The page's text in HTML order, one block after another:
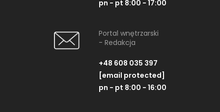
pn - pt 8:00 - 17:00
Portal wnętrzarski
- Redakcja
+48 608 035 397
[email protected]
pn - pt 8:00 - 16:00